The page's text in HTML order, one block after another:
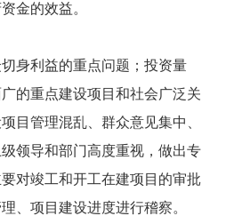
金的效益。
身利益的重点问题；投资量
的重点建设项目和社会广泛关
目管理混乱、群众意见集中、
领导和部门高度重视，做出专
对竣工和开工在建项目的审批
、项目建设进度进行稽察。